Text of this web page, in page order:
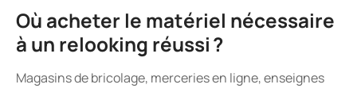
Où acheter le matériel nécessaire
à un relooking réussi ?
Magasins de bricolage, merceries en ligne, enseignes